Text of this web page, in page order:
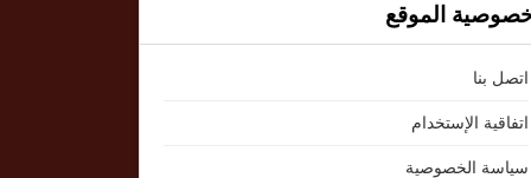
الموقع
اتصل بنا
اتفاقية الإستخدام
سياسة الخصوصية